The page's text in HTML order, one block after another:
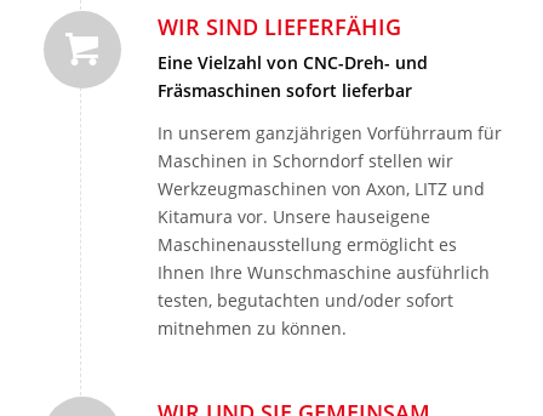
WIR SIND LIEFERFÄHIG
Eine Vielzahl von CNC-Dreh- und
Fräsmaschinen sofort lieferbar
In unserem ganzjährigen Vorführraum für
Maschinen in Schorndorf stellen wir
Werkzeugmaschinen von Axon, LITZ und
Kitamura vor. Unsere hauseigene
Maschinenausstellung ermöglicht es
Ihnen Ihre Wunschmaschine ausführlich
testen, begutachten und/oder sofort
mitnehmen zu können.